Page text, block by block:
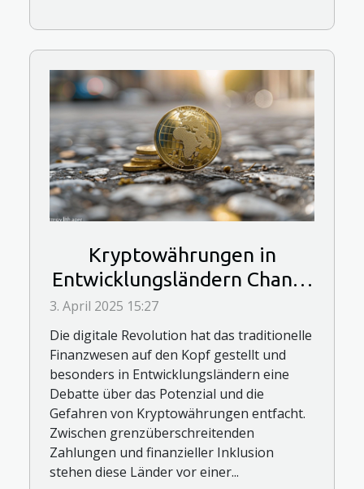
Kryptowährungen in
Entwicklungsländern Chance
oder Risiko
3. April 2025 15:27
Die digitale Revolution hat das traditionelle
Finanzwesen auf den Kopf gestellt und
besonders in Entwicklungsländern eine
Debatte über das Potenzial und die
Gefahren von Kryptowährungen entfacht.
Zwischen grenzüberschreitenden
Zahlungen und finanzieller Inklusion
stehen diese Länder vor einer...